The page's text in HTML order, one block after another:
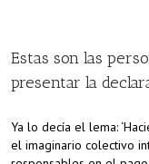
Estas son las
presentar la
Ya lo decía el lema:
el imaginario colectivo